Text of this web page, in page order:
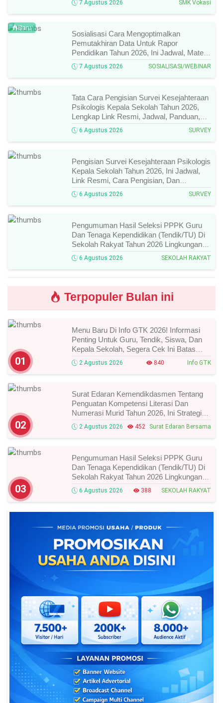
7 Agustus 2026 SMK Vokasi
Baru
Sosialisasi Cara Mengoptimalkan
Pemutakhiran Data Untuk Rapor
Pendidikan Tahun 2026, Ini Jadwal, Materi,
Narasumber, Dan Link Mengikutinya!
7 Agustus 2026 SOSIALISASI/WEBINAR
Tata Cara Pengisian Survei Kesejahteraan
Psikologis Kepala Sekolah Tahun 2026,
Lengkap Link Resmi, Jadwal, Panduan,
Dan Hal Yang Wajib Diperhatikan!
6 Agustus 2026 SURVEY
Pengisian Survei Kesejahteraan Psikologis
Kepala Sekolah Tahun 2026, Ini Jadwal,
Link Resmi, Cara Pengisian, Dan
Ketentuan Lengkapnya!
6 Agustus 2026 SURVEY
Pengumuman Hasil Seleksi PPPK Guru
Dan Tenaga Kependidikan (Tendik/TU) Di
Sekolah Rakyat Tahun 2026 Lingkungan
Kementerian Sosial RI, Ini Daftar Nama
Peserta Yang Lolos!
6 Agustus 2026 SEKOLAH RAKYAT
Terpopuler Bulan ini
01
Menu Baru Di Info GTK 2026! Informasi
Penting Untuk Guru, Tendik, Siswa, Dan
Kepala Sekolah, Segera Cek Ini Batas
Waktunya!
2 Agustus 2026 840 Info GTK
02
Surat Edaran Kemendikdasmen Tentang
Penguatan Kompetensi Literasi Dan
Numerasi Murid Tahun 2026, Ini Strategi
Dan Alurnya
2 Agustus 2026 452 Surat Edaran Bersama
03
Pengumuman Hasil Seleksi PPPK Guru
Dan Tenaga Kependidikan (Tendik/TU) Di
Sekolah Rakyat Tahun 2026 Lingkungan
Kementerian Sosial RI, Ini Daftar Nama
Peserta Yang Lolos!
6 Agustus 2026 388 SEKOLAH RAKYAT